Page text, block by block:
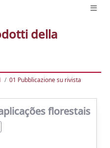
della
01 Pubblicazione su rivista
florestais